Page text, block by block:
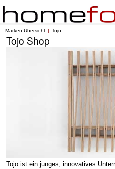
Marken Übersicht Tojo
Tojo Shop
Tojo ist ein junges, innovatives